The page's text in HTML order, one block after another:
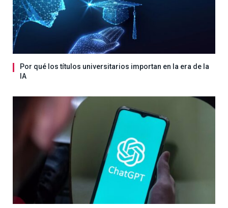
Por qué los títulos universitarios importan en la era de la
IA